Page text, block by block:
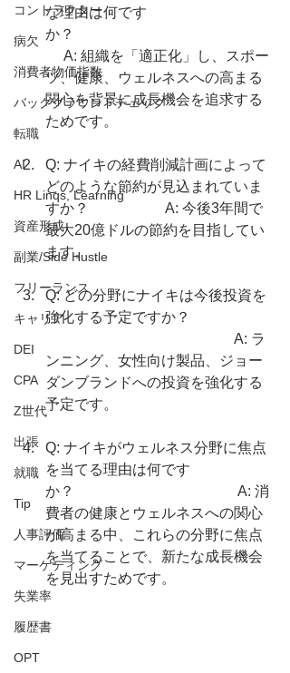
コントラクター
病欠
消費者物価指数
バックグラウンドチェック
転職
AI
HR Linqs, Learning
資産形成
副業/Side Hustle
フリーランス
キャリア
DEI
CPA
Z世代
出張
就職
Tip
人事評価
マーケティング
失業率
履歴書
OPT
な理由は何です
か？
A: 組織を「適正化」し、スポー
ツ、健康、ウェルネスへの高まる
関心を背景に成長機会を追求する
ためです。
Q: ナイキの経費削減計画によって
どのような節約が見込まれていま
すか？ 　　　　　A: 今後3年間で
最大20億ドルの節約を目指してい
ます。
Q: どの分野にナイキは今後投資を
強化する予定ですか？
A: ラ
ンニング、女性向け製品、ジョー
ダンブランドへの投資を強化する
予定です。
Q: ナイキがウェルネス分野に焦点
を当てる理由は何です
か？　　　　　　　　　　　 A: 消
費者の健康とウェルネスへの関心
が高まる中、これらの分野に焦点
を当てることで、新たな成長機会
を見出すためです。